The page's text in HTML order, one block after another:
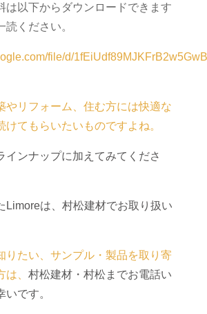
は以下からダウンロードできます
ください。
file/d/
やリフォーム、住む方には快適な
けてもらいたいものですよね。
インナップに加えてみてくださ
Limoreは、村松建材でお取り扱い
りたい、サンプル・製品を取り寄
、 村松建材・村松までお電話い
です。